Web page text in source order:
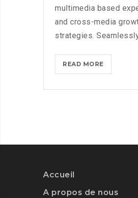
multimedia based
and cross-media
strategies. Seamlessly
READ MORENEW
SUPER
Accueil
A propos de nous